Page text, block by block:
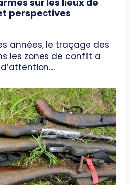
sur les lieux de
perspectives
années, le traçage des
les zones de conflit a